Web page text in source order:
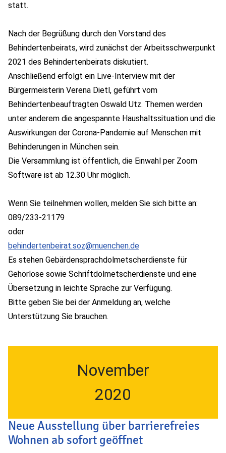
statt.
Nach der Begrüßung durch den Vorstand des
Behindertenbeirats, wird zunächst der Arbeitsschwerpunkt
2021 des Behindertenbeirats diskutiert.
Anschließend erfolgt ein Live-Interview mit der
Bürgermeisterin Verena Dietl, geführt vom
Behindertenbeauftragten Oswald Utz. Themen werden
unter anderem die angespannte Haushaltssituation und die
Auswirkungen der Corona-Pandemie auf Menschen mit
Behinderungen in München sein.
Die Versammlung ist öffentlich, die Einwahl per Zoom
Software ist ab 12.30 Uhr möglich.
Wenn Sie teilnehmen wollen, melden Sie sich bitte an:
089/233-21179
oder
behindertenbeirat.soz@muenchen.de
Es stehen Gebärdensprachdolmetscherdienste für
Gehörlose sowie Schriftdolmetscherdienste und eine
Übersetzung in leichte Sprache zur Verfügung.
Bitte geben Sie bei der Anmeldung an, welche
Unterstützung Sie brauchen.
November
2020
Neue Ausstellung über barrierefreies
Wohnen ab sofort geöffnet